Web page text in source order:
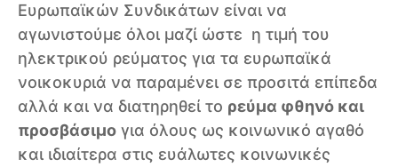
Ευρωπαϊκών Συνδικάτων είναι να
αγωνιστούμε όλοι μαζί ώστε η τιμή του
ηλεκτρικού ρεύματος για τα ευρωπαϊκά
νοικοκυριά να παραμένει σε προσιτά επίπεδα
αλλά και να διατηρηθεί το ρεύμα φθηνό και
προσβάσιμο για όλους ως κοινωνικό αγαθό
και ιδιαίτερα στις ευάλωτες κοινωνικές